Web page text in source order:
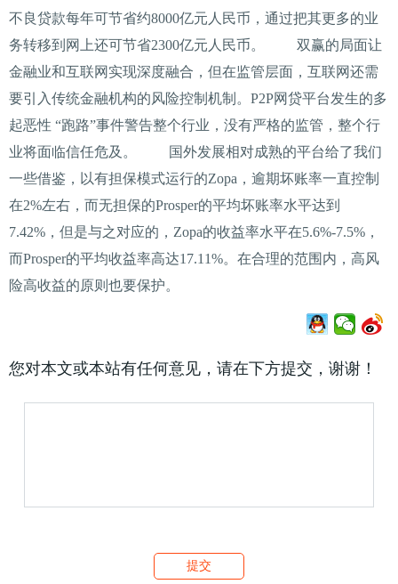
不良贷款每年可节省约8000亿元人民币，通过把其更多的业
务转移到网上还可节省2300亿元人民币。 双赢的局面让
金融业和互联网实现深度融合，但在监管层面，互联网还需
要引入传统金融机构的风险控制机制。P2P网贷平台发生的多
起恶性 “跑路”事件警告整个行业，没有严格的监管，整个行
业将面临信任危及。 国外发展相对成熟的平台给了我们
一些借鉴，以有担保模式运行的Zopa，逾期坏账率一直控制
在2%左右，而无担保的Prosper的平均坏账率水平达到
7.42%，但是与之对应的，Zopa的收益率水平在5.6%-7.5%，
而Prosper的平均收益率高达17.11%。在合理的范围内，高风
险高收益的原则也要保护。
您对本文或本站有任何意见，请在下方提交，谢谢！